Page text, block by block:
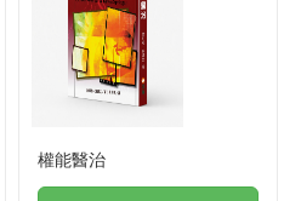
權能醫治